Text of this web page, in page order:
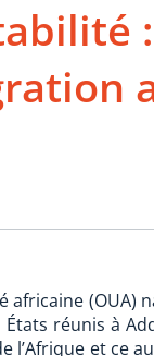
africaine (OUA)
réunis à
et ce